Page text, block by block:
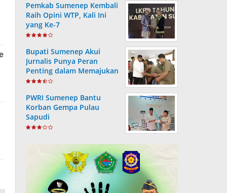
Pemkab Sumenep Kembali
Raih Opini WTP, Kali Ini
yang Ke-7
Bupati Sumenep Akui
Jurnalis Punya Peran
Penting dalam Memajukan
Daerah
PWRI Sumenep Bantu
Korban Gempa Pulau
Sapudi